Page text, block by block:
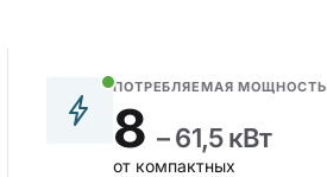
ПОТРЕБЛЯЕМАЯ МОЩНОСТЬ
8 – 61,5 кВт
от компактных